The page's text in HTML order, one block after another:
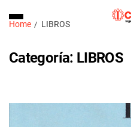
Home LIBROS
Categoría: LIBROS